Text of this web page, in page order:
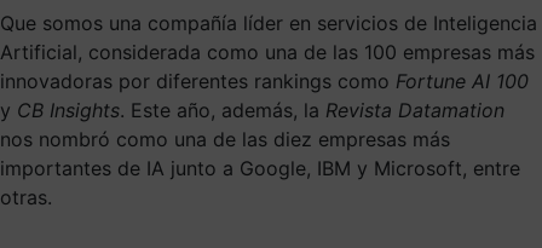
Que somos una compañía líder en servicios de Inteligencia
Artificial, considerada como una de las 100 empresas más
innovadoras por diferentes rankings como Fortune AI 100
y CB Insights. Este año, además, la Revista Datamation
nos nombró como una de las diez empresas más
importantes de IA junto a Google, IBM y Microsoft, entre
otras.